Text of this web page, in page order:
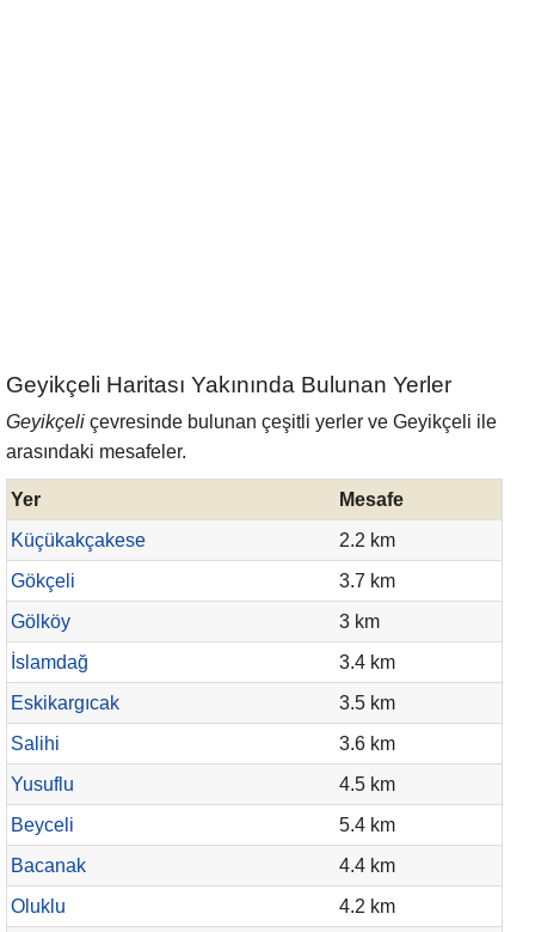
Geyikçeli Haritası Yakınında Bulunan Yerler
Geyikçeli çevresinde bulunan çeşitli yerler ve Geyikçeli ile
arasındaki mesafeler.
Yer
Mesafe
Küçükakçakese
2.2 km
Gökçeli
3.7 km
Gölköy
3 km
İslamdağ
3.4 km
Eskikargıcak
3.5 km
Salihi
3.6 km
Yusuflu
4.5 km
Beyceli
5.4 km
Bacanak
4.4 km
Oluklu
4.2 km